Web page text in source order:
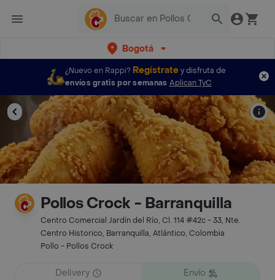
Bogotá
¿Nuevo en Rappi? Regístratey disfruta de
envíos gratis por semanas Aplican TyC
Pollos Crock - Barranquilla
Centro Comercial Jardín del Río, Cl. 114 #42c - 33, Nte.
Centro Historico, Barranquilla, Atlántico, Colombia
Pollo - Pollos Crock
Delivery
Envío